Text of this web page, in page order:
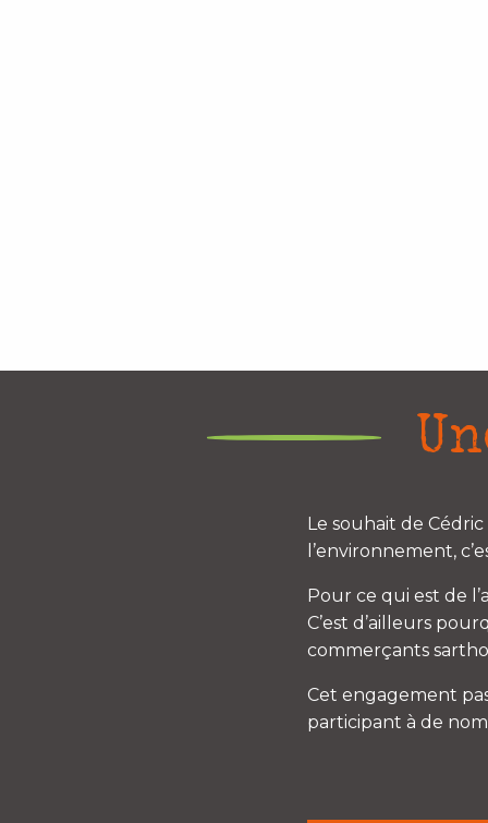
Le souhait de
l’environnement,
Pour ce qui est de
C’est d’ailleurs
commerçants
Cet engagement
participant à de